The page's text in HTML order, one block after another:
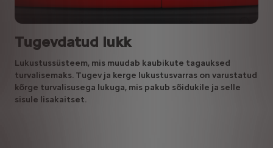
Tugevdatud lukk
Lukustussüsteem, mis muudab kaubikute tagauksed
turvalisemaks. Tugev ja kerge lukustusvarras on varustatud
kõrge turvalisusega lukuga, mis pakub sõidukile ja selle
sisule lisakaitset.